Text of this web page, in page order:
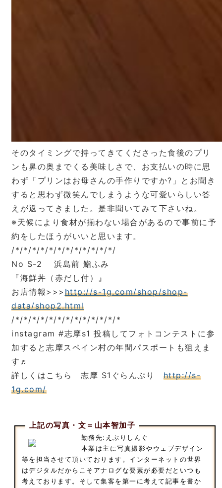
そのタイミングで持ってきてくださった食後のプリ
ンも鼻の奥までくる美味しさで、お支払いの時に思
わず「プリンはお母さんの手作りですか?」とお聞き
すると思わず微笑んでしまうような可愛いらしい答
えが返ってきました。是非聞いてみて下さいね。
※天候により食材が揃わない場合があるので事前に予
約をしたほうがいいと思います。
/*/*/*/*/*/*/*/*/*/*/*/*/
No S-2 浜島前 鮨ふみ
『海鮮丼（赤だし付）』
お店情報>>> http://s-1g.com/shop/shop-
data/shop2.html
/*/*/*/*/*/*/*/*/*/*/*/*/*
instagram #志摩s1 投稿してフォトコンテストに参
加すると志摩スペイン村の年間パスポートも狙えま
す♬
詳しくはこちら 志摩 S1ぐらんぷり http://s-
1g.com/
上記の写真・文＝山本智加子
勤務先:えぶりしんぐ
本業は主に写真撮影やウェブデザイン
等を担当させて頂いております。インターネットの世界
はデジタルだからこそアナログな要素が必要だといつも
考えております。そして集客を第一に考えて記事を書か